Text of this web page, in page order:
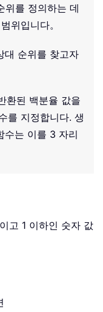
위를 정의하는 데
위입니다。
대 순위를 찾고자
환된 백분율 값을
를 지정합니다. 생
수는 이를 3 자리
고 1 이하인 숫자 값